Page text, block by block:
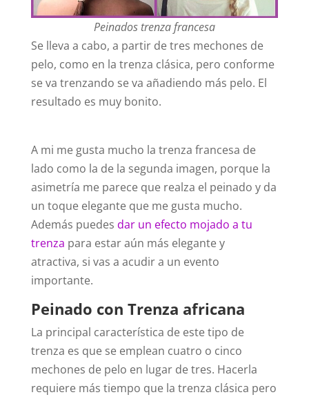
Peinados trenza francesa
Se lleva a cabo, a partir de tres mechones de
pelo, como en la trenza clásica, pero conforme
se va trenzando se va añadiendo más pelo. El
resultado es muy bonito.
A mi me gusta mucho la trenza francesa de
lado como la de la segunda imagen, porque la
asimetría me parece que realza el peinado y da
un toque elegante que me gusta mucho.
Además puedes dar un efecto mojado a tu
trenza para estar aún más elegante y
atractiva, si vas a acudir a un evento
importante.
Peinado con Trenza africana
La principal característica de este tipo de
trenza es que se emplean cuatro o cinco
mechones de pelo en lugar de tres. Hacerla
requiere más tiempo que la trenza clásica pero